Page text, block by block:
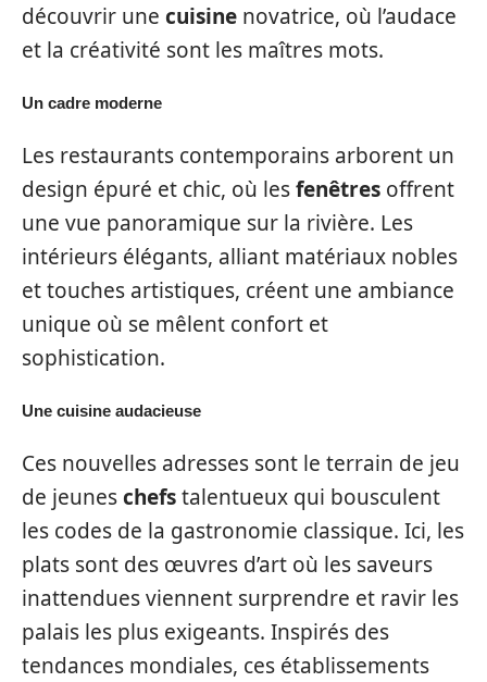
découvrir une cuisine novatrice, où l’audace
et la créativité sont les maîtres mots.
Un cadre moderne
Les restaurants contemporains arborent un
design épuré et chic, où lesfenêtres offrent
une vue panoramique sur la rivière. Les
intérieurs élégants, alliant matériaux nobles
et touches artistiques, créent une ambiance
unique où se mêlent confort et
sophistication.
Une cuisine audacieuse
Ces nouvelles adresses sont le terrain de jeu
de jeuneschefstalentueux qui bousculent
les codes de la gastronomie classique. Ici, les
plats sont des œuvres d’art où les saveurs
inattendues viennent surprendre et ravir les
palais les plus exigeants. Inspirés des
tendances mondiales, ces établissements